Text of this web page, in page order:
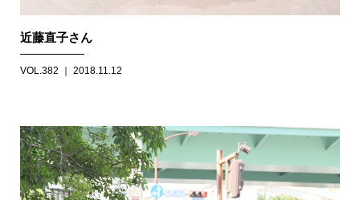
近藤直子さん
VOL.382 ｜ 2018.11.12